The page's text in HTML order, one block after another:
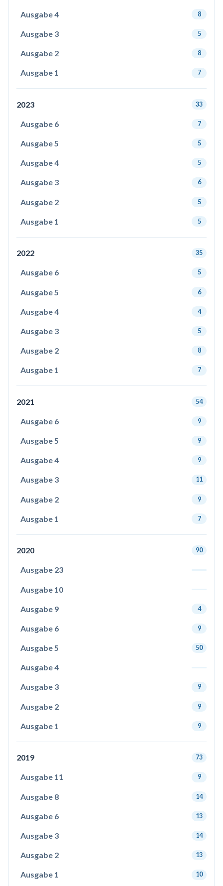
Ausgabe 4 8
Ausgabe 3 5
Ausgabe 2 8
Ausgabe 1 7
2023 33
Ausgabe 6 7
Ausgabe 5 5
Ausgabe 4 5
Ausgabe 3 6
Ausgabe 2 5
Ausgabe 1 5
2022 35
Ausgabe 6 5
Ausgabe 5 6
Ausgabe 4 4
Ausgabe 3 5
Ausgabe 2 8
Ausgabe 1 7
2021 54
Ausgabe 6 9
Ausgabe 5 9
Ausgabe 4 9
Ausgabe 3 11
Ausgabe 2 9
Ausgabe 1 7
2020 90
Ausgabe 23
Ausgabe 10
Ausgabe 9 4
Ausgabe 6 9
Ausgabe 5 50
Ausgabe 4
Ausgabe 3 9
Ausgabe 2 9
Ausgabe 1 9
2019 73
Ausgabe 11 9
Ausgabe 8 14
Ausgabe 6 13
Ausgabe 3 14
Ausgabe 2 13
Ausgabe 1 10